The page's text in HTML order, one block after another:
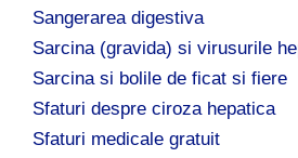
Sangerarea digestiva
Sarcina (gravida) si virusurile
Sarcina si bolile de ficat si fiere
Sfaturi despre ciroza hepatica
Sfaturi medicale gratuit